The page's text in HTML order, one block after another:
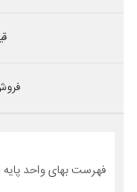
فهرست بهای واحد پایه